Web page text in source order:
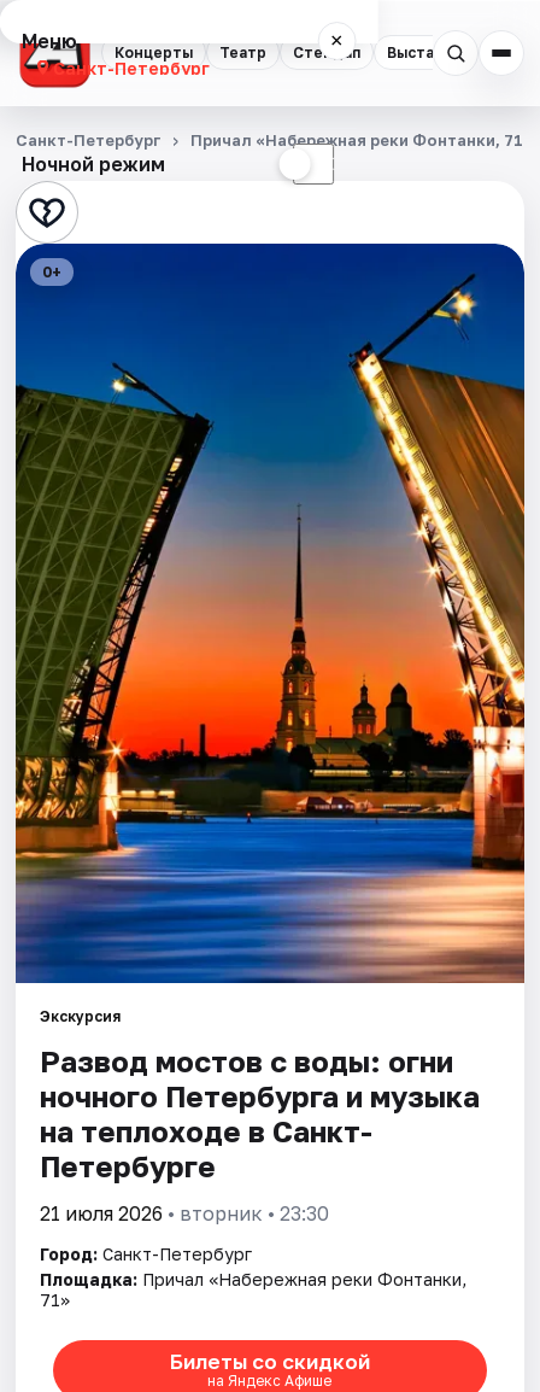
Концерты Театр Стендап Выставки
Меню ×
Санкт-Петербург
Концерты
Театр
Стендап
Экскурсии
Спорт
События
Города
Площадки
Артисты
Рейтинги
Ночной режим ☾
Санкт-Петербург Причал «Набережная реки Фонтанки, 71»
0+
Экскурсия
Развод мостов с воды: огни
ночного Петербурга и музыка
на теплоходе в Санкт-
Петербурге
21 июля 2026 • вторник • 23:30
Город: Санкт-Петербург
Площадка: Причал «Набережная реки Фонтанки,
71»
Билеты со скидкой
на Яндекс Афише